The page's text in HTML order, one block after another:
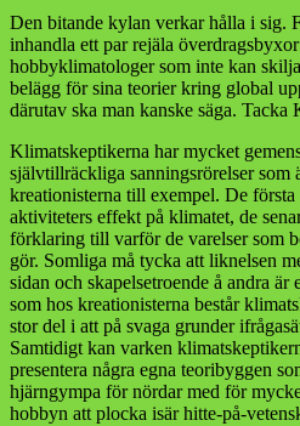
Den bitande kylan verkar hålla i sig.
inhandla ett par rejäla
hobbyklimatologer som inte kan
belägg för sina teorier kring global
därutav ska man kanske säga. Tacka
Klimatskeptikerna har mycket
självtillräckliga sanningsrörelser
kreationisterna till exempel. De
aktiviteters effekt på klimatet, de
förklaring till varför de varelser som
gör. Somliga må tycka att liknelsen
sidan och skapelsetroende å andra
som hos kreationisterna består
stor del i att på svaga grunder
Samtidigt kan varken
presentera några egna teoribyggen
hjärngympa för nördar med för
hobbyn att plocka isär hitte-på-